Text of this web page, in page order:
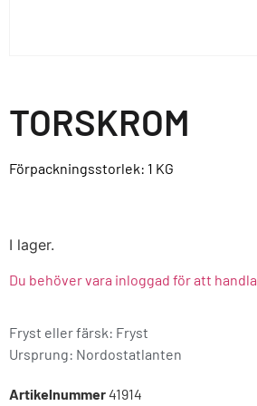
TORSKROM
Förpackningsstorlek: 1 KG
I lager.
Du behöver vara inloggad för att handla.
Fryst eller färsk: Fryst
Ursprung: Nordostatlanten
Artikelnummer41914